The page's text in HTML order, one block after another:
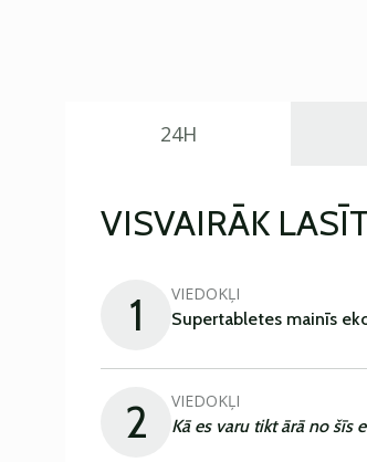
24H
VISVAIRĀK
1 VIEDOKĻI
Supertabletes mainīs
2 VIEDOKĻI
Kā es varu tikt ārā no šīs